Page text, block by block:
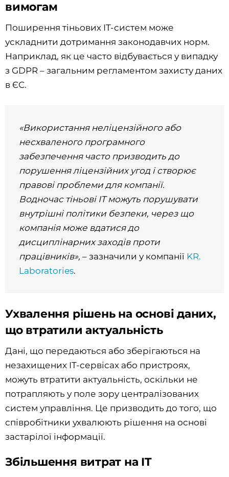
вимогам
Поширення тіньових IT-систем може
ускладнити дотримання законодавчих норм.
Наприклад, як це часто відбувається у випадку
з GDPR – загальним регламентом захисту даних
в ЄС.
«Використання неліцензійного або
несхваленого програмного
забезпечення часто призводить до
порушення ліцензійних угод і створює
правові проблеми для компанії.
Водночас тіньові ІТ можуть порушувати
внутрішні політики безпеки, через що
компанія може вдатися до
дисциплінарних заходів проти
працівників», – зазначили у компанії KR.
Laboratories.
Ухвалення рішень на основі даних,
що втратили актуальність
Дані, що передаються або зберігаються на
незахищених IT-сервісах або пристроях,
можуть втратити актуальність, оскільки не
потрапляють у поле зору централізованих
систем управління. Це призводить до того, що
співробітники ухвалюють рішення на основі
застарілої інформації.
Збільшення витрат на IT